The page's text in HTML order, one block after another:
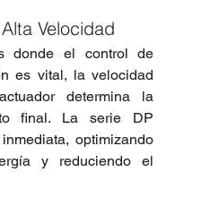
Velocidad
donde el control de
es vital, la velocidad
determina la
final. La serie DP
optimizando
y reduciendo el